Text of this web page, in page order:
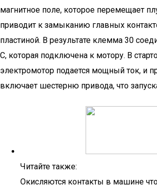
магнитное поле, которое перемещает
приводит к замыканию главных
пластиной. В результате клемма 30
С, которая подключена к мотору. В
электромотор подается мощный ток, и
включает шестерню привода, что
Читайте также:
Окисляются контакты в машине